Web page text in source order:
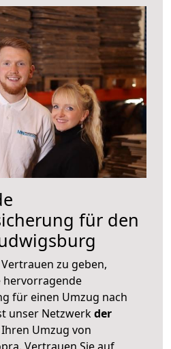
für den
zu geben,
hervorragende
für einen Umzug nach
unser Netzwerkder
Umzug von